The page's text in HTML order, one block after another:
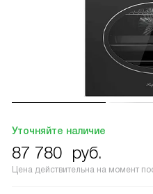
Уточняйте наличие
87 780 руб.
Цена действительна на момент